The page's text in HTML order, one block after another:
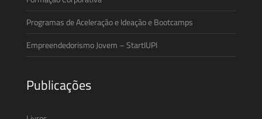
Programas de Aceleração e Ideação e Bootcamps
Empreendedorismo Jovem – StartIUPI
Publicações